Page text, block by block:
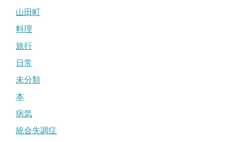
山田町
料理
旅行
日常
未分類
本
病気
統合失調症